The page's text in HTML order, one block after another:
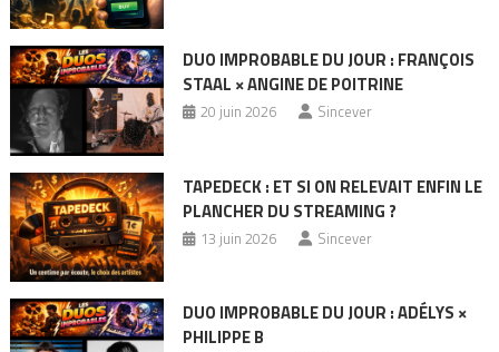
DUO IMPROBABLE DU JOUR : FRANÇOIS
STAAL × ANGINE DE POITRINE
20 juin 2026 Sincever
TAPEDECK : ET SI ON RELEVAIT ENFIN LE
PLANCHER DU STREAMING ?
13 juin 2026 Sincever
DUO IMPROBABLE DU JOUR : ADÉLYS ×
PHILIPPE B